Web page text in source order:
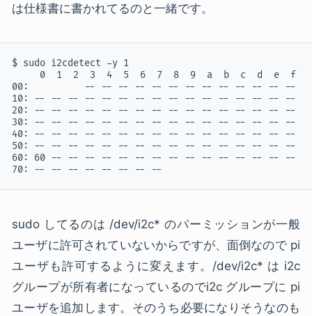
は仕様書に書かれてるのと一緒です。
$ sudo i2cdetect -y 1
     0  1  2  3  4  5  6  7  8  9  a  b  c  d  e  f
00:          -- -- -- -- -- -- -- -- -- -- -- -- --
10: -- -- -- -- -- -- -- -- -- -- -- -- -- -- -- --
20: -- -- -- -- -- -- -- -- -- -- -- -- -- -- -- --
30: -- -- -- -- -- -- -- -- -- -- -- -- -- -- -- --
40: -- -- -- -- -- -- -- -- -- -- -- -- -- -- -- --
50: -- -- -- -- -- -- -- -- -- -- -- -- -- -- -- --
60: 60 -- -- -- -- -- -- -- -- -- -- -- -- -- -- --
70: -- -- -- -- -- -- -- --
sudo してるのは /dev/i2c* のパーミッションが一般
ユーザに許可されていないからですが、面倒なので pi
ユーザも許可するように変えます。/dev/i2c* は i2c
グループが所有者になっているのでi2c グループに pi
ユーザを追加します。そのうち必要になりそうなのも